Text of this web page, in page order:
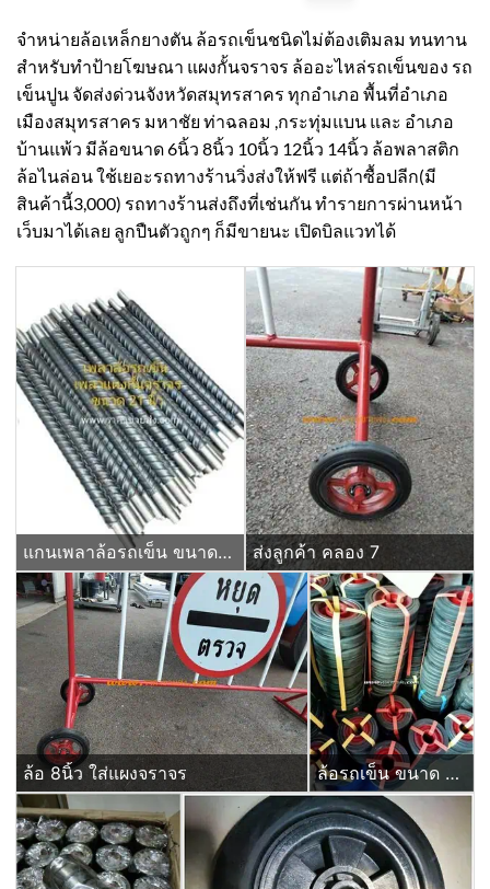
จำหน่ายล้อเหล็กยางตัน ล้อรถเข็นชนิดไม่ต้องเติมลม ทนทาน
สำหรับทำป้ายโฆษณา แผงกั้นจราจร ล้ออะไหล่รถเข็นของ รถ
เข็นปูน จัดส่งด่วนจังหวัดสมุทรสาคร ทุกอำเภอ พื้นที่อำเภอ
เมืองสมุทรสาคร มหาชัย ท่าฉลอม ,กระทุ่มแบน และ อำเภอ
บ้านแพ้ว มีล้อขนาด 6นิ้ว 8นิ้ว 10นิ้ว 12นิ้ว 14นิ้ว ล้อพลาสติก
ล้อไนล่อน ใช้เยอะรถทางร้านวิ่งส่งให้ฟรี แต่ถ้าซื้อปลีก(มี
สินค้านี้3,000) รถทางร้านส่งถึงที่เช่นกัน ทำรายการผ่านหน้า
เว็บมาได้เลย ลูกปืนตัวถูกๆ ก็มีขายนะ เปิดบิลแวทได้
แกนเพลาล้อรถเข็น ขนาด 21 นิ้ว แบบกิ๊ปล๊อค (เจาะรูปลาย) ส่งลูกค้า คลอง 7
ล้อ 8นิ้ว ใส่แผงจราจร ล้อรถเข็น ขนาด 6 นิ้ว ลูกล้อยางตัน สำหรับใส่แผงกั้นจราจร ป้ายหยุดตรวจ ชนิดมีบ่าใส่ตลับลูกปืน